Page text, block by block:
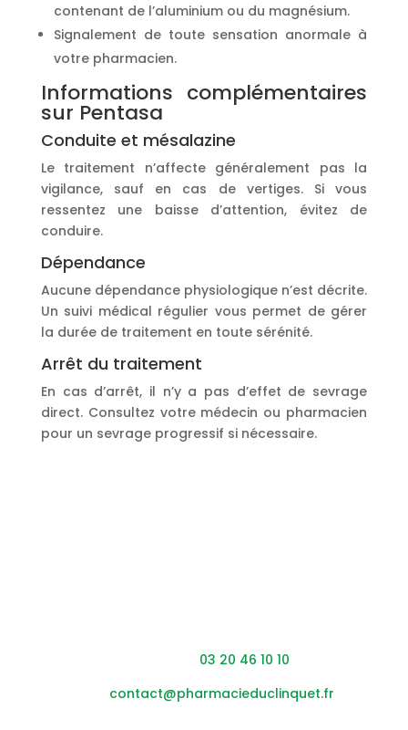
contenant de l’aluminium ou du magnésium.
Signalement de toute sensation anormale à
votre pharmacien.
Informations complémentaires
sur Pentasa
Conduite et mésalazine
Le traitement n’affecte généralement pas la
vigilance, sauf en cas de vertiges. Si vous
ressentez une baisse d’attention, évitez de
conduire.
Dépendance
Aucune dépendance physiologique n’est décrite.
Un suivi médical régulier vous permet de gérer
la durée de traitement en toute sérénité.
Arrêt du traitement
En cas d’arrêt, il n’y a pas d’effet de sevrage
direct. Consultez votre médecin ou pharmacien
pour un sevrage progressif si nécessaire.
03 20 46 10 10
contact@pharmacieduclinquet.fr